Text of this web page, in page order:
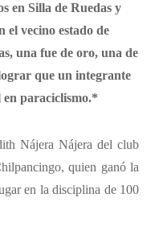
en Silla de Ruedas y
el vecino estado de
una fue de oro, una de
que un integrante
en paraciclismo.*
Nájera Nájera del club
quien ganó la
en la disciplina de 100